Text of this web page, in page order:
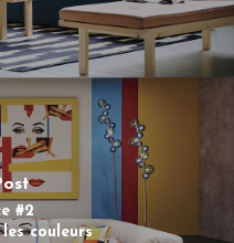
#2
couleurs